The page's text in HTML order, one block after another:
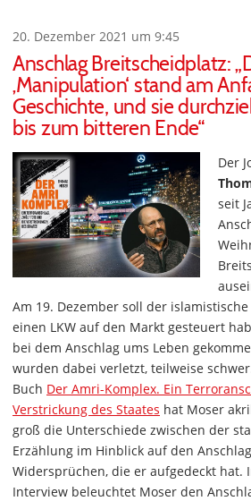
20. Dezember 2021 um 9:45
Anschlag Breitscheidplatz:
‚Manipulation‘ stand am
Geschichte, und sie
bis zum bitteren Ende“
Der
seit
Am 19. Dezember soll der
einen LKW auf den Markt gesteuert
bei dem Anschlag ums Leben
wurden dabei verletzt, teilweise
Buch Der Amri-Komplex. Ein
Verstrickung des Staates hat Moser
groß die Unterschiede zwischen der
Erzählung im Hinblick auf den
Widersprüchen, die er aufgedeckt hat.
Interview beleuchtet Moser den